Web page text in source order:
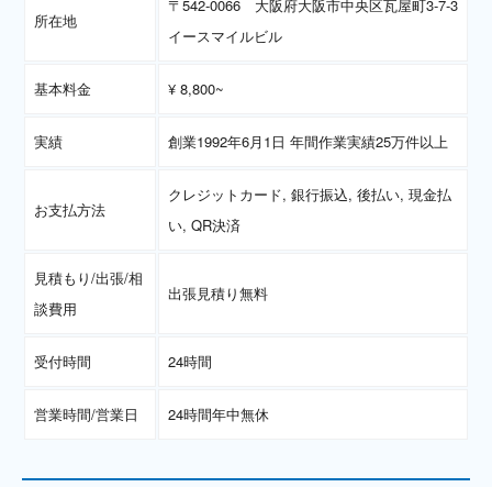
所在地
〒542-0066 大阪府大阪市中央区瓦屋町3-7-3
イースマイルビル
基本料金 ¥ 8,800~
実績 創業1992年6月1日 年間作業実績25万件以上
お支払方法
クレジットカード, 銀行振込, 後払い, 現金払
い, QR決済
見積もり/出張/相
談費用
出張見積り無料
受付時間 24時間
営業時間/営業日 24時間年中無休